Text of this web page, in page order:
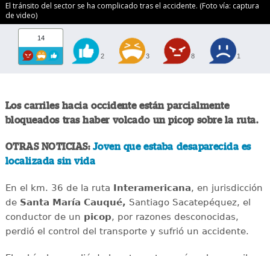
El tránsito del sector se ha complicado tras el accidente. (Foto vía: captura
de video)
14
2 3 8 1
Los carriles hacia occidente están parcialmente
bloqueados tras haber volcado un picop sobre la ruta.
OTRAS NOTICIAS:Joven que estaba desaparecida es
localizada sin vida
En el km. 36 de la ruta Interamericana, en jurisdicción
de Santa María Cauqué, Santiago Sacatepéquez, el
conductor de un picop, por razones desconocidas,
perdió el control del transporte y sufrió un accidente.